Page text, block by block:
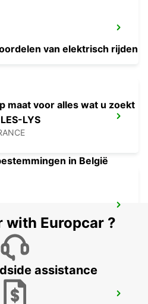
LYS
van elektrisch rijden
maat voor alles wat u zoekt
in België
with Europcar ?
assistance